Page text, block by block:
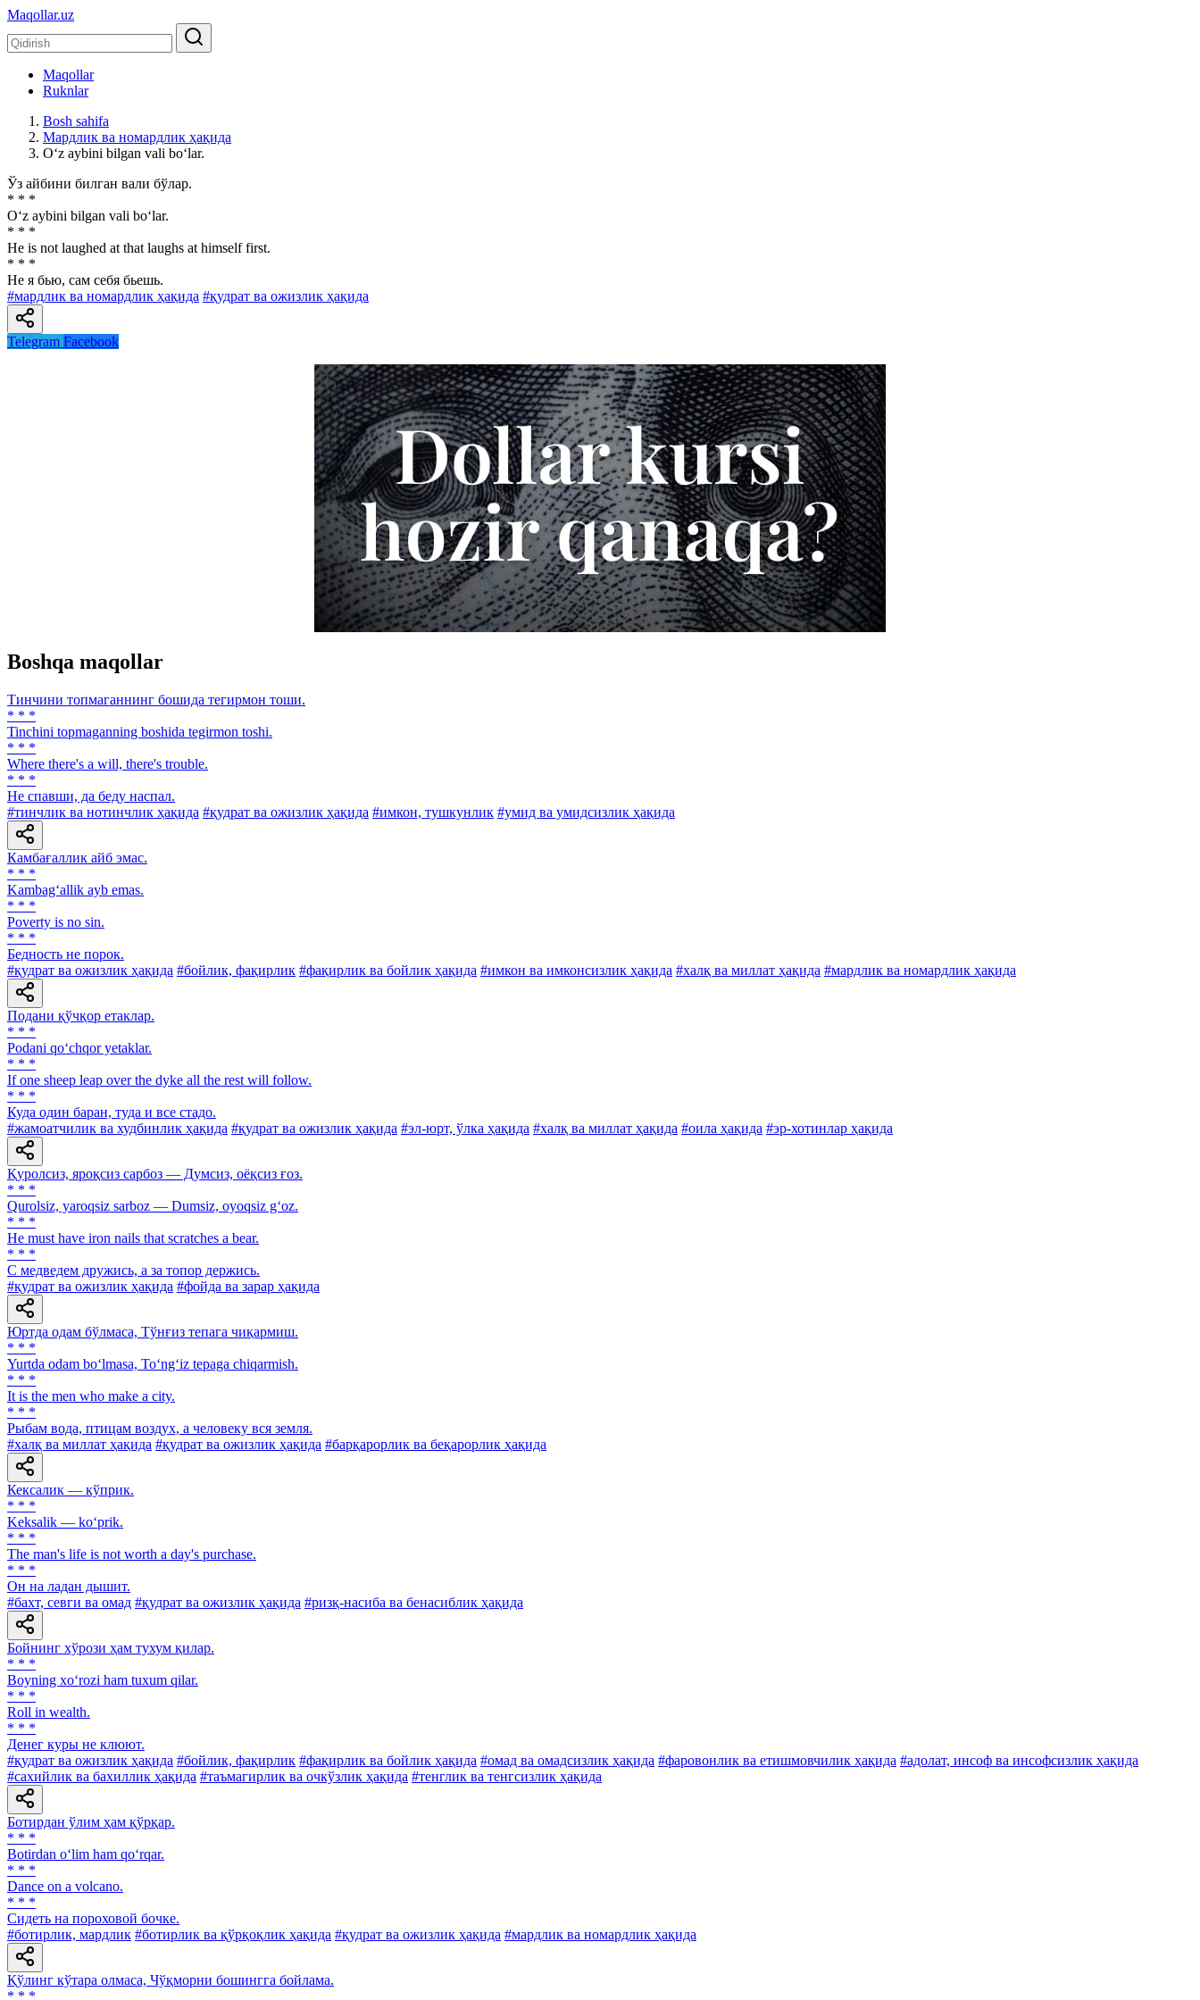
Maqollar.uz
Maqollar
Ruknlar
Bosh sahifa
Мардлик ва номардлик ҳақида
O‘z aybini bilgan vali bo‘lar.
Ўз айбини билган вали бўлар.
* * *
O‘z aybini bilgan vali bo‘lar.
* * *
He is not laughed at that laughs at himself first.
* * *
He я бью, сам себя бьешь.
#мардлик ва номардлик ҳақида #қудрат ва ожизлик ҳақида
Telegram Facebook
Boshqa maqollar
Тинчини топмаганнинг бошида тегирмон тоши.
* * *
Tinchini topmaganning boshida tegirmon toshi.
* * *
Where there's а will, there's trouble.
* * *
He спавши, да беду наспал.
#тинчлик ва нотинчлик ҳақида #қудрат ва ожизлик ҳақида #имкон, тушкунлик #умид ва умидсизлик ҳақида
Камбағаллик айб эмас.
* * *
Kambag‘allik ayb emas.
* * *
Poverty is no sin.
* * *
Бедность не порок.
#қудрат ва ожизлик ҳақида #бойлик, фақирлик #фақирлик ва бойлик ҳақида #имкон ва имконсизлик ҳақида #халқ ва миллат ҳақида #мардлик ва номардлик ҳақида
Подани қўчқор етаклар.
* * *
Podani qo‘chqor yetaklar.
* * *
If one sheep leap over the dyke all the rest will follow.
* * *
Куда один баран, туда и все стадо.
#жамоатчилик ва худбинлик ҳақида #қудрат ва ожизлик ҳақида #эл-юрт, ўлка ҳақида #халқ ва миллат ҳақида #оила ҳақида #эр-хотинлар ҳақида
Қуролсиз, яроқсиз сарбоз — Думсиз, оёқсиз ғоз.
* * *
Qurolsiz, yaroqsiz sarboz — Dumsiz, oyoqsiz g‘oz.
* * *
Не must have iron nails that scratches a bear.
* * *
С медведем дружись, а за топор держись.
#қудрат ва ожизлик ҳақида #фойда ва зарар ҳақида
Юртда одам бўлмаса, Тўнғиз тепага чиқармиш.
* * *
Yurtda odam bo‘lmasa, To‘ng‘iz tepaga chiqarmish.
* * *
It is the men who make a city.
* * *
Рыбам вода, птицам воздух, а человеку вся земля.
#халқ ва миллат ҳақида #қудрат ва ожизлик ҳақида #барқарорлик ва беқарорлик ҳақида
Кексалик — кўприк.
* * *
Keksalik — ko‘prik.
* * *
The man's life is not worth a day's purchase.
* * *
Он на ладан дышит.
#бахт, севги ва омад #қудрат ва ожизлик ҳақида #ризқ-насиба ва бенасиблик ҳақида
Бойнинг хўрози ҳам тухум қилар.
* * *
Boyning xo‘rozi ham tuxum qilar.
* * *
Roll in wealth.
* * *
Денег куры не клюют.
#қудрат ва ожизлик ҳақида #бойлик, фақирлик #фақирлик ва бойлик ҳақида #омад ва омадсизлик ҳақида #фаровонлик ва етишмовчилик ҳақида #адолат, инсоф ва инсофсизлик ҳақида
#сахийлик ва бахиллик ҳақида #таъмагирлик ва очкўзлик ҳақида #тенглик ва тенгсизлик ҳақида
Ботирдан ўлим ҳам қўрқар.
* * *
Botirdan o‘lim ham qo‘rqar.
* * *
Dance on a volcano.
* * *
Сидеть на пороховой бочке.
#ботирлик, мардлик #ботирлик ва қўрқоқлик ҳақида #қудрат ва ожизлик ҳақида #мардлик ва номардлик ҳақида
Қўлинг кўтара олмаса, Чўқморни бошингга бойлама.
* * *